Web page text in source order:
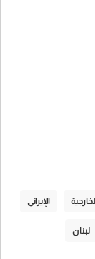
الإيراني
لبنان